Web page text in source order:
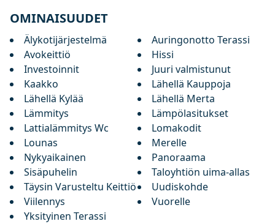
OMINAISUUDET
Älykotijärjestelmä
Auringonotto Terassi
Avokeittiö
Hissi
Investoinnit
Juuri valmistunut
Kaakko
Lähellä Kauppoja
Lähellä Kylää
Lähellä Merta
Lämmitys
Lämpölasitukset
Lattialämmitys Wc
Lomakodit
Lounas
Merelle
Nykyaikainen
Panoraama
Sisäpuhelin
Taloyhtiön uima-allas
Täysin Varusteltu Keittiö
Uudiskohde
Viilennys
Vuorelle
Yksityinen Terassi